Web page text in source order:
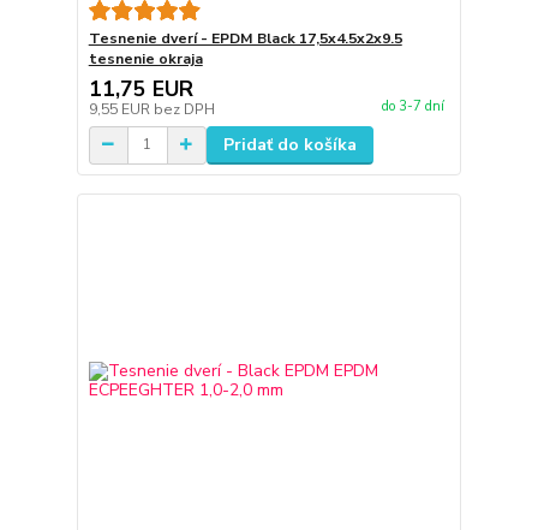
Tesnenie dverí - EPDM Black 17,5x4.5x2x9.5
tesnenie okraja
11,75 EUR
9,55 EUR bez DPH do 3-7 dní
Pridať do košíka